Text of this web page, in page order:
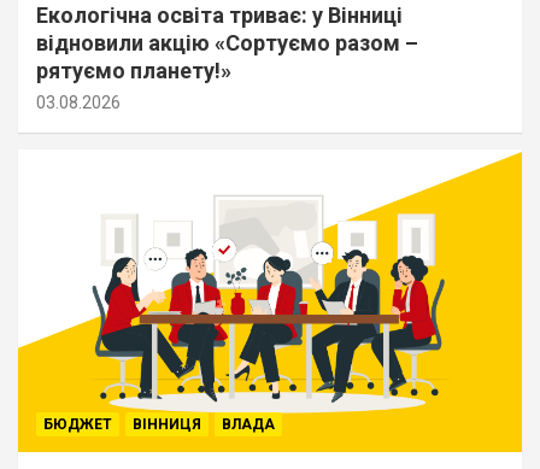
Екологічна освіта триває: у Вінниці
відновили акцію «Сортуємо разом –
рятуємо планету!»
03.08.2026
БЮДЖЕТ ВІННИЦЯ ВЛАДА